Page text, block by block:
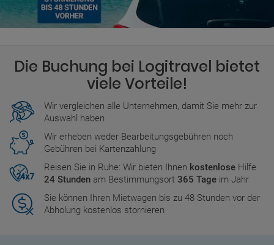
Die Buchung bei Logitravel bietet
viele Vorteile!
Wir vergleichen alle Unternehmen, damit Sie mehr zur
Auswahl haben
Wir erheben weder Bearbeitungsgebühren noch
Gebühren bei Kartenzahlung
Reisen Sie in Ruhe: Wir bieten Ihnen kostenlose Hilfe
24 Stunden am Bestimmungsort 365 Tage im Jahr
Sie können Ihren Mietwagen bis zu 48 Stunden vor der
Abholung kostenlos stornieren